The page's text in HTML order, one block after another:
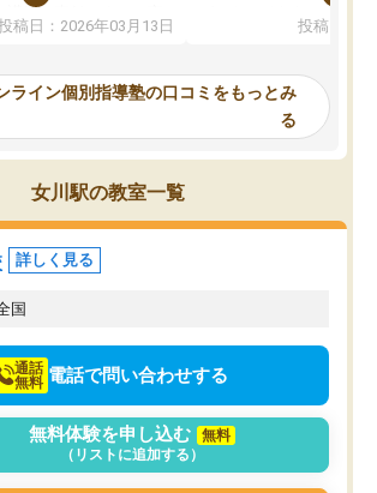
講師の責任です」と言
確かに！と考えて、思
学生の先生から学ぶこ
上がったらいいなと
。何が今足りないのか
ただき、子どももびっ
しんでやる気を持って
す。狙い通り、少しず
苦手意識も無くなっ
に苦手な数学も追加
。来年の高校受験に
稿日：2026年03月13日
可能なので本当に助か
らないところをピンポイ
頂いて、とてもわかり
していました。一生を
スト、多少お金がかかっ
投稿日：
ライン個別指導塾の口コミをもっとみ
る
女川駅の教室一覧
詳しく見る
国
通話
無料 電話で問い合わせする
無料体験を申し込む
無料
（リストに追加する）